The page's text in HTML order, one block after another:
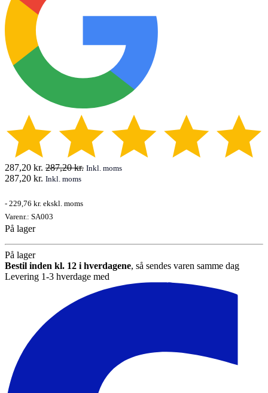
287,20 kr. 287,20kr. Inkl. moms
287,20 kr. Inkl. moms
- 229,76 kr. ekskl. moms
Varenr.: SA003
På lager
På lager
Bestil inden kl. 12 i hverdagene, så sendes varen samme dag
Levering 1-3 hverdage med